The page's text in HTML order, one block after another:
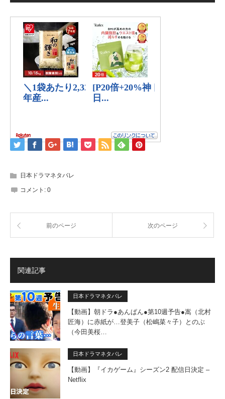
日本ドラマネタバレ
コメント: 0
前のページ 次のページ
関連記事
日本ドラマネタバレ
【動画】朝ドラ●あんぱん●第10週予告●嵩（北村
匠海）に赤紙が…登美子（松嶋菜々子）とのぶ
（今田美桜…
日本ドラマネタバレ
【動画】『イカゲーム』シーズン2 配信日決定 –
Netflix